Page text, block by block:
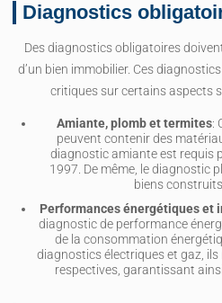
Diagnostics
Des diagnostics obligatoires
d’un bien immobilier. Ces
critiques sur certains aspects
Amiante, plomb et termites:
peuvent contenir des
diagnostic amiante est requis
1997. De même, le diagnostic
biens
Performances énergétiques
diagnostic de performance
de la consommation
diagnostics électriques et gaz,
respectives, garantissant